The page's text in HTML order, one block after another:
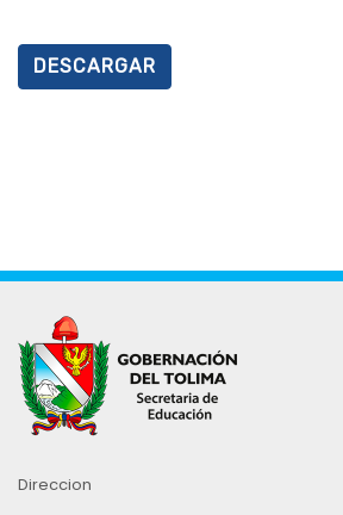
DESCARGAR
Direccion